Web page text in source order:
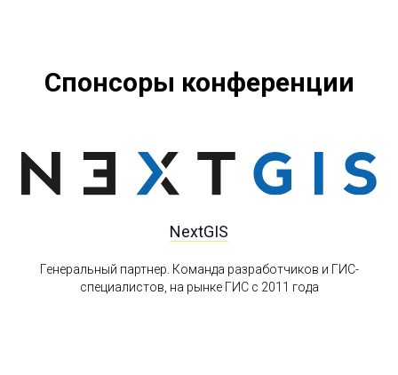
Спонсоры конференции
NextGIS
Генеральный партнер. Команда разработчиков и ГИС-
специалистов, на рынке ГИС с 2011 года